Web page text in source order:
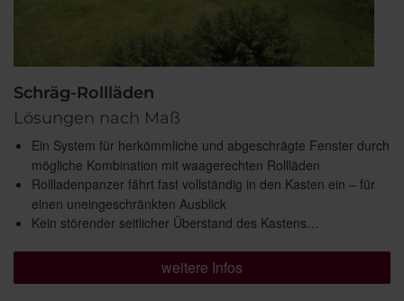
Schräg-Rollläden
Lösungen nach Maß
Ein System für herkömmliche und abgeschrägte Fenster durch
mögliche Kombination mit waagerechten Rollläden
Rollladenpanzer fährt fast vollständig in den Kasten ein – für
einen uneingeschränkten Ausblick
Kein störender seitlicher Überstand des Kastens…
weitere Infos